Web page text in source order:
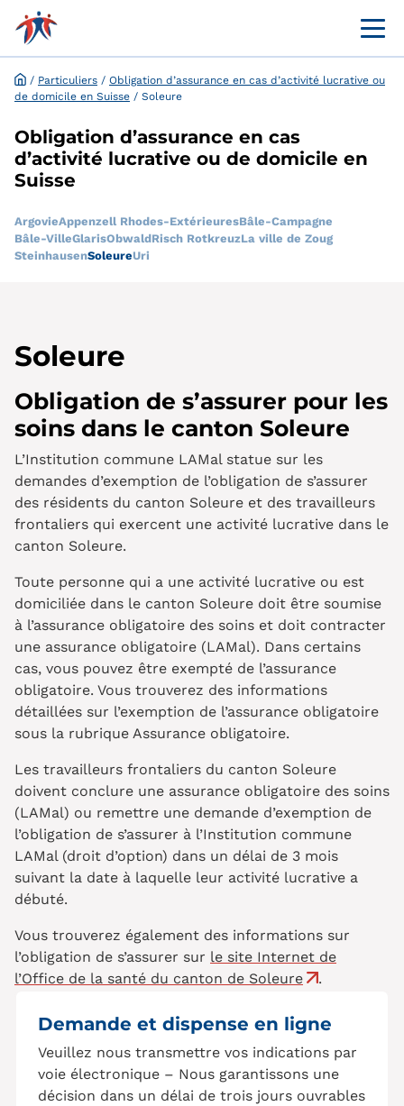
Menü
/ Particuliers / Obligation d’assurance en cas d’activité lucrative ou
de domicile en Suisse / Soleure
Obligation d’assurance en cas
d’activité lucrative ou de domicile en
Suisse
ArgovieAppenzell Rhodes-ExtérieuresBâle-Campagne
Bâle-VilleGlarisObwaldRisch RotkreuzLa ville de Zoug
SteinhausenSoleureUri
Soleure
Obligation de s’assurer pour les
soins dans le canton Soleure
L’Institution commune LAMal statue sur les
demandes d’exemption de l’obligation de s’assurer
des résidents du canton Soleure et des travailleurs
frontaliers qui exercent une activité lucrative dans le
canton Soleure.
Toute personne qui a une activité lucrative ou est
domiciliée dans le canton Soleure doit être soumise
à l’assurance obligatoire des soins et doit contracter
une assurance obligatoire (LAMal). Dans certains
cas, vous pouvez être exempté de l’assurance
obligatoire. Vous trouverez des informations
détaillées sur l’exemption de l’assurance obligatoire
sous la rubrique Assurance obligatoire.
Les travailleurs frontaliers du canton Soleure
doivent conclure une assurance obligatoire des soins
(LAMal) ou remettre une demande d’exemption de
l’obligation de s’assurer à l’Institution commune
LAMal (droit d’option) dans un délai de 3 mois
suivant la date à laquelle leur activité lucrative a
débuté.
Vous trouverez également des informations sur
l’obligation de s’assurer sur le site Internet de
l’Office de la santé du canton de Soleure
.
Demande et dispense en ligne
Veuillez nous transmettre vos indications par
voie électronique – Nous garantissons une
décision dans un délai de trois jours ouvrables